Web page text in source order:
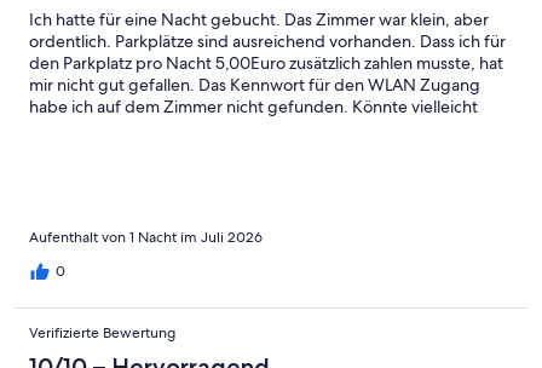
Ich hatte für eine Nacht gebucht. Das Zimmer war klein, aber
ordentlich. Parkplätze sind ausreichend vorhanden. Dass ich für
den Parkplatz pro Nacht 5,00Euro zusätzlich zahlen musste, hat
mir nicht gut gefallen. Das Kennwort für den WLAN Zugang
habe ich auf dem Zimmer nicht gefunden. Könnte vielleicht
Aufenthalt von 1 Nacht im Juli 2026
0
Verifizierte Bewertung